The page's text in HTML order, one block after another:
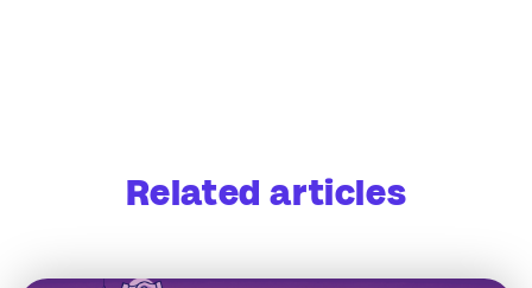
Related articles